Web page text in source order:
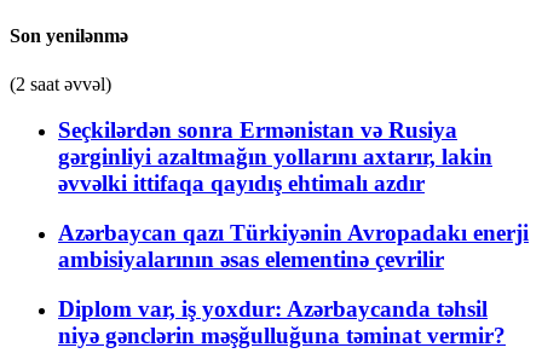
Son yenilənmə
(2 saat əvvəl)
Seçkilərdən sonra Ermənistan və Rusiya
gərginliyi azaltmağın yollarını axtarır, lakin
əvvəlki ittifaqa qayıdış ehtimalı azdır
Azərbaycan qazı Türkiyənin Avropadakı enerji
ambisiyalarının əsas elementinə çevrilir
Diplom var, iş yoxdur: Azərbaycanda təhsil
niyə gənclərin məşğulluğuna təminat vermir?